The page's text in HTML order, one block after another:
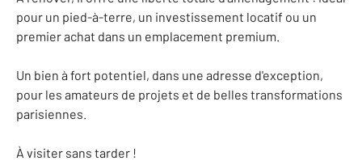
pour un pied-à-terre, un investissement locatif ou un
premier achat dans un emplacement premium.
Un bien à fort potentiel, dans une adresse d'exception,
pour les amateurs de projets et de belles transformations
parisiennes.
À visiter sans tarder !